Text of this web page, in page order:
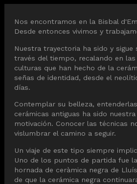
Diapositiva 1 de 1
Nos encontramos en la Bisbal
Desde entonces vivimos y
Nuestra trayectoria ha sido y sigue
través del tiempo, recalando en
culturas que han hecho de la
señas de identidad, desde el
días.
Contemplar su belleza,
cerámicas antiguas ha sido
motivación. Conocer las técnicas
vislumbrar el camino a seguir.
Un viaje de este tipo siempre
Uno de los puntos de partida fue
hornada de ceràmica negra de
de que la cerámica negra